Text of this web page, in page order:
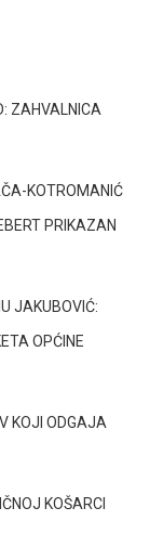
ZAHVALNICA
KOTROMANIĆ
PRIKAZAN
JAKUBOVIĆ:
OPĆINE
KOJI ODGAJA
KOŠARCI